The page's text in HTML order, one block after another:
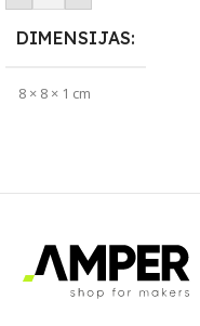
DIMENSIJAS
8 × 8 × 1 cm
UZREIZ PIEEJAMAIS